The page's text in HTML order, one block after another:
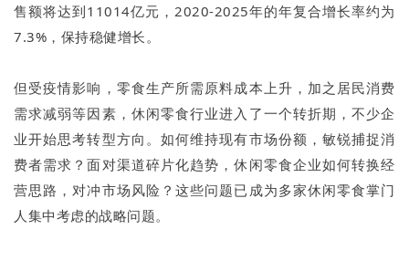
售额将达到11014亿元，2020-2025年的年复合增长率约为
7.3%，保持稳健增长。
但受疫情影响，零食生产所需原料成本上升，加之居民消费
需求减弱等因素，休闲零食行业进入了一个转折期，不少企
业开始思考转型方向。如何维持现有市场份额，敏锐捕捉消
费者需求？面对渠道碎片化趋势，休闲零食企业如何转换经
营思路，对冲市场风险？这些问题已成为多家休闲零食掌门
人集中考虑的战略问题。